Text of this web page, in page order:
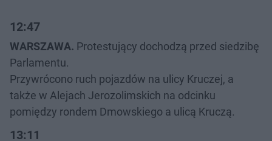
12:47
WARSZAWA. Protestujący dochodzą przed siedzibę
Parlamentu.
Przywrócono ruch pojazdów na ulicy Kruczej, a
także w Alejach Jerozolimskich na odcinku
pomiędzy rondem Dmowskiego a ulicą Kruczą.
13:11